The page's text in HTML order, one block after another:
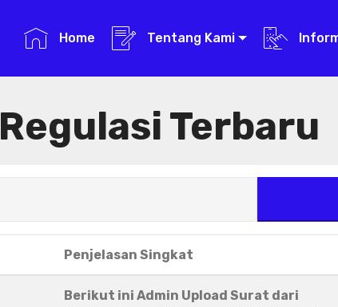
Home Tentang Kami
Regulasi Terbaru
Penjelasan Singkat
Berikut ini Admin Upload Surat dari